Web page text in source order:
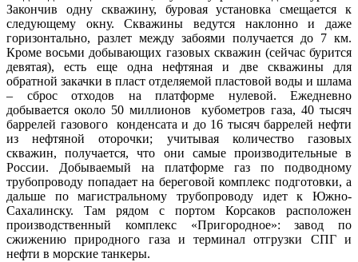
Закончив одну скважину, буровая установка смещается к
следующему окну. Скважины ведутся наклонно и даже
горизонтально, разлет между забоями получается до 7 км.
Кроме восьми добывающих газовых скважин (сейчас бурится
девятая), есть еще одна нефтяная и две скважины для
обратной закачки в пласт отделяемой пластовой воды и шлама
– сброс отходов на платформе нулевой. Ежедневно
добывается около 50 миллионов кубометров газа, 40 тысяч
баррелей газового конденсата и до 16 тысяч баррелей нефти
из нефтяной оторочки; учитывая количество газовых
скважин, получается, что они самые производительные в
России. Добываемый на платформе газ по подводному
трубопроводу попадает на береговой комплекс подготовки, а
дальше по магистральному трубопроводу идет к Южно-
Сахалинску. Там рядом с портом Корсаков расположен
производственный комплекс «Пригородное»: завод по
сжижению природного газа и терминал отгрузки СПГ и
нефти в морские танкеры.